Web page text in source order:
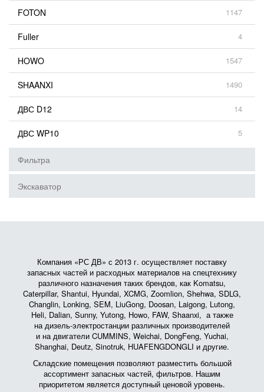
FOTON 1147
Fuller 4
HOWO 1547
SHAANXI 1490
ДВС D12 14
ДВС WP10 5
Фильтра
Экскаватор
Компания «РС ДВ» с 2013 г. осуществляет поставку
запасных частей и расходных материалов на спецтехнику
различного назначения таких брендов, как Komatsu,
Caterpillar, Shantui, Hyundai, XCMG, Zoomlion, Shehwa, SDLG,
Changlin, Lonking, SEM, LiuGong, Doosan, Laigong, Lutong,
Heli, Dalian, Sunny, Yutong, Howo, FAW, Shaanxi, а также
на дизель-электростанции различных производителей
и на двигатели CUMMINS, Weichai, DongFeng, Yuchai,
Shanghai, Deutz, Sinotruk, HUAFENGDONGLI и другие.
Складские помещения позволяют разместить большой
ассортимент запасных частей, фильтров. Нашим
приоритетом является доступный ценовой уровень.